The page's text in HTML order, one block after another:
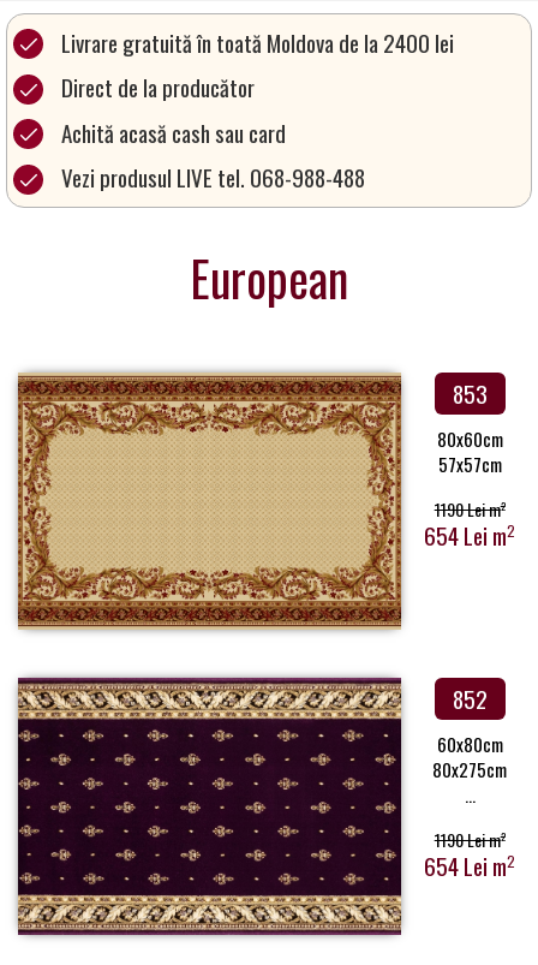
a
Partner
Get
in
Livrare gratuită în toată Moldova de la 2400 lei
Direct de la producător
Achită acasă cash sau card
Vezi produsul LIVE tel. 068-988-488
European
853
80x60cm
57x57cm
1190 Lei m2
654 Lei m2
852
60x80cm
80x275cm
...
1190 Lei m2
654 Lei m2